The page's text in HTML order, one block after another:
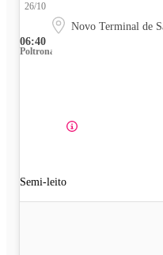
06:40
26/10
Novo Terminal de
Poltrona
Semi-leito